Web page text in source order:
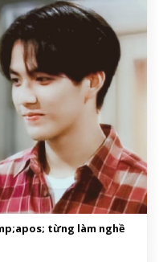
từng làm nghề